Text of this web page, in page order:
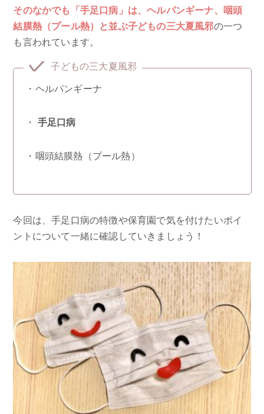
そのなかでも「手足口病」は、ヘルパンギーナ、咽頭
結膜熱（プール熱）と並ぶ子どもの三大夏風邪の一つ
も言われています。
子どもの三大夏風邪
・ヘルパンギーナ
・ 手足口病
・咽頭結膜熱（プール熱）
今回は、手足口病の特徴や保育園で気を付けたいポイ
ントについて一緒に確認していきましょう！